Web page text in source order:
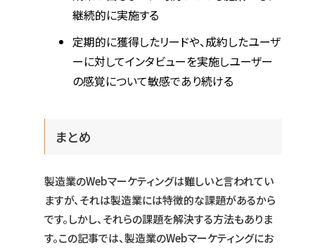
継続的に実施する
定期的に獲得したリードや、成約したユーザ
ーに対してインタビューを実施しユーザー
の感覚について敏感であり続ける
まとめ
製造業のWebマーケティングは難しいと言われてい
ますが、それは製造業には特徴的な課題があるから
です。しかし、それらの課題を解決する方法もありま
す。この記事では、製造業のWebマーケティングにお